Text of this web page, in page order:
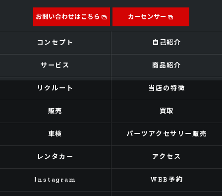
お問い合わせはこちら カーセンサー
コンセプト 自己紹介
サービス 商品紹介
リクルート 当店の特徴
販売 買取
車検 パーツアクセサリー販売
レンタカー アクセス
Instagram WEB予約